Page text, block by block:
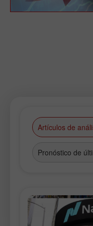
Artículos de
Pronóstico de